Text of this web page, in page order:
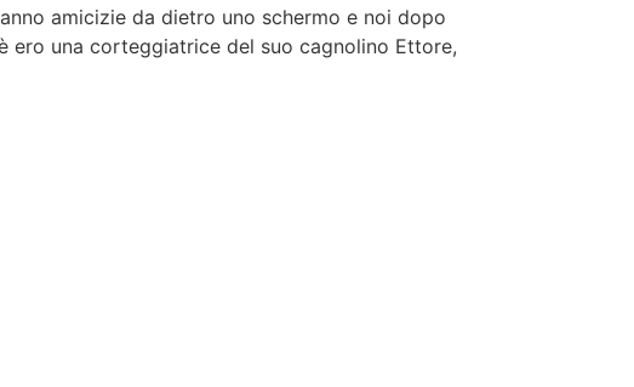
amicizie da dietro uno schermo e noi dopo
ero una corteggiatrice del suo cagnolino Ettore,